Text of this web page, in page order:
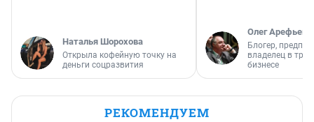
Наталья Шорохова
Открыла кофейную точку на
деньги соцразвития
Олег Арефьев
Блогер,
владелец в
бизнесе
РЕКОМЕНДУЕМ